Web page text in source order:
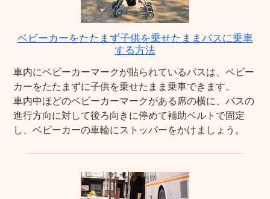
ベビーカーをたたまず子供を乗せたままバスに乗車
する方法
車内にベビーカーマークが貼られているバスは、ベビー
カーをたたまずに子供を乗せたまま乗車できます。
車内中ほどのベビーカーマークがある席の横に、バスの
進行方向に対して後ろ向きに停めて補助ベルトで固定
し、ベビーカーの車輪にストッパーをかけましょう。